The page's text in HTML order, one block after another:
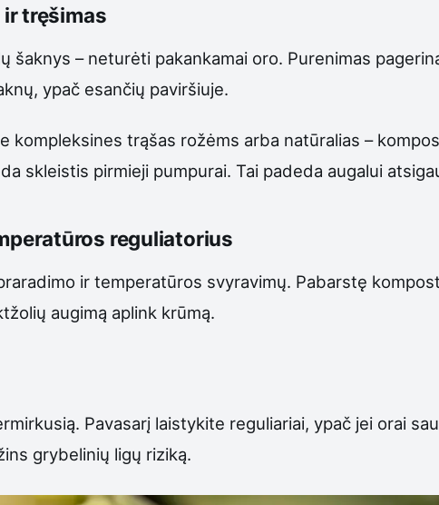
ir tręšimas
šaknys – neturėti pakankamai oro. Purenimas
ypač esančių paviršiuje.
kompleksines trąšas rožėms arba natūralias –
skleistis pirmieji pumpurai. Tai padeda augalui
reguliatorius
ir temperatūros svyravimų. Pabarstę
augimą aplink krūmą.
Pavasarį laistykite reguliariai, ypač jei orai
grybelinių ligų riziką.